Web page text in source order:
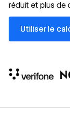
réduit et plus de
Utiliser le
Utiliser le